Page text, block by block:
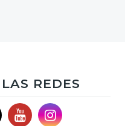
REDES
YouTubeInstagram